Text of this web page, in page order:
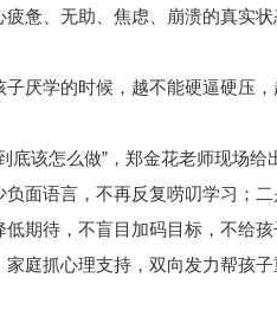
惫、无助、焦虑、崩溃的真实
厌学的时候，越不能硬逼硬压
底该怎么做”，郑金花老师现场
负面语言，不再反复唠叨学习；
期待，不盲目加码目标，不给
庭抓心理支持，双向发力帮孩